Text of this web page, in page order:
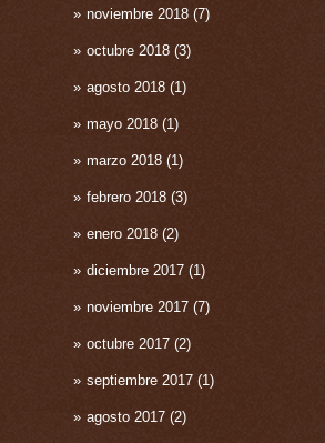
noviembre 2018 (7)
octubre 2018 (3)
agosto 2018 (1)
mayo 2018 (1)
marzo 2018 (1)
febrero 2018 (3)
enero 2018 (2)
diciembre 2017 (1)
noviembre 2017 (7)
octubre 2017 (2)
septiembre 2017 (1)
agosto 2017 (2)